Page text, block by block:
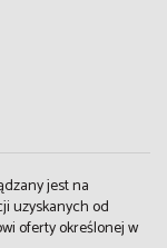
jest na
uzyskanych od
oferty określonej w